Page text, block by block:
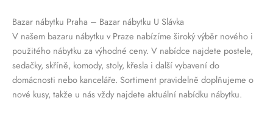
Bazar nábytku Praha – Bazar nábytku U Slávka
V našem bazaru nábytku v Praze nabízíme široký výběr nového i
použitého nábytku za výhodné ceny. V nabídce najdete postele,
sedačky, skříně, komody, stoly, křesla i další vybavení do
domácnosti nebo kanceláře. Sortiment pravidelně doplňujeme o
nové kusy, takže u nás vždy najdete aktuální nabídku nábytku.